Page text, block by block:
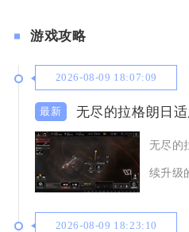
游戏攻略
2026-08-09 18:07:09
无尽的拉格朗日
无尽的
续升级
2026-08-09 18:23:10